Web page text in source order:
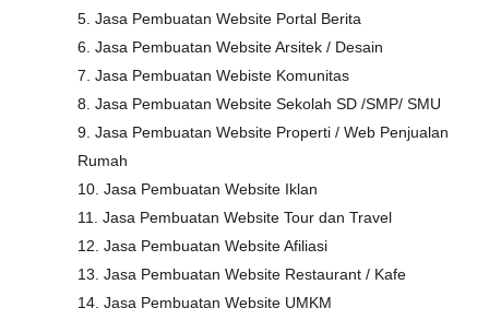
5. Jasa Pembuatan Website Portal Berita
6. Jasa Pembuatan Website Arsitek / Desain
7. Jasa Pembuatan Webiste Komunitas
8. Jasa Pembuatan Website Sekolah SD /SMP/ SMU
9. Jasa Pembuatan Website Properti / Web Penjualan
Rumah
10. Jasa Pembuatan Website Iklan
11. Jasa Pembuatan Website Tour dan Travel
12. Jasa Pembuatan Website Afiliasi
13. Jasa Pembuatan Website Restaurant / Kafe
14. Jasa Pembuatan Website UMKM